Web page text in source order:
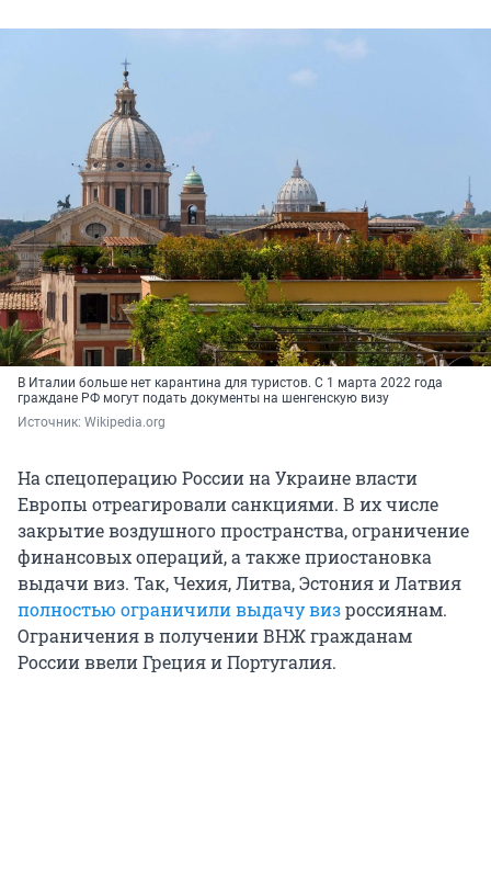
В Италии больше нет карантина для туристов. C 1 марта 2022 года
граждане РФ могут подать документы на шенгенскую визу
Источник: Wikipedia.org
На спецоперацию России на Украине власти
Европы отреагировали санкциями. В их числе
закрытие воздушного пространства, ограничение
финансовых операций, а также приостановка
выдачи виз. Так, Чехия, Литва, Эстония и Латвия
полностью ограничили выдачу визроссиянам.
Ограничения в получении ВНЖ гражданам
России ввели Греция и Португалия.